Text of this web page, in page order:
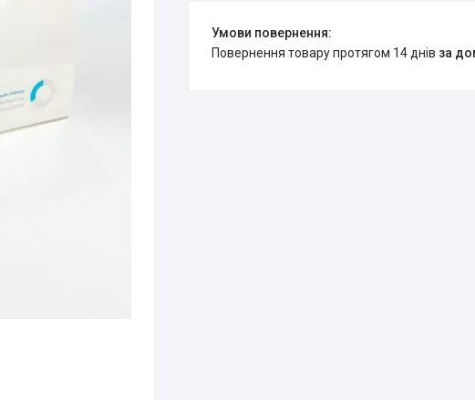
повернення товару протягом 14 днів за